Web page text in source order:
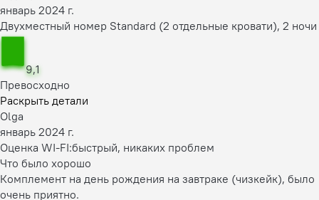
январь 2024 г.
Двухместный номер Standard (2 отдельные кровати), 2 ночи
9,1
Превосходно
Раскрыть детали
Olga
январь 2024 г.
Оценка WI-FI:быстрый, никаких проблем
Что было хорошо
Комплемент на день рождения на завтраке (чизкейк), было
очень приятно.